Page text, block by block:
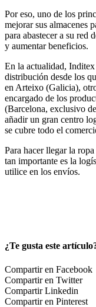
Por eso, uno de los
mejorar sus almacenes
para abastecer a su red
y aumentar beneficios.
En la actualidad,
distribución desde los
en Arteixo (Galicia),
encargado de los
(Barcelona, exclusivo
añadir un gran centro
se cubre todo el
Para hacer llegar la
tan importante es la
utilice en los envíos.
¿Te gusta este
Compartir en Facebook
Compartir en Twitter
Compartir Linkedin
Compartir en Pinterest